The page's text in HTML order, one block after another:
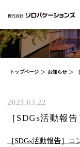
トップページ お知らせ
2023.03.22
［SDGs活動報
［SDGs活動報告］コ